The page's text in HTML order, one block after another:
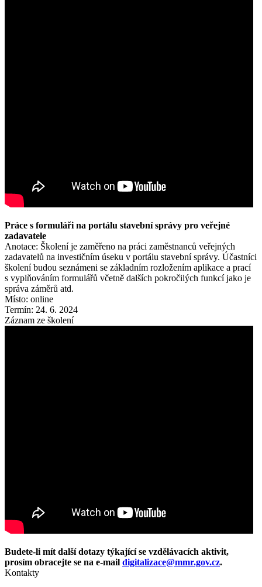
Práce s formuláři na portálu stavební správy pro veřejné
zadavatele
Anotace: Školení je zaměřeno na práci zaměstnanců veřejných
zadavatelů na investičním úseku v portálu stavební správy. Účastníci
školení budou seznámeni se základním rozložením aplikace a prací
s vyplňováním formulářů včetně dalších pokročilých funkcí jako je
správa záměrů atd.
Místo: online
Termín: 24. 6. 2024
Záznam ze školení
Budete-li mít další dotazy týkající se vzdělávacích aktivit,
prosím obracejte se na e-mail digitalizace@mmr.gov.cz.
Kontakty